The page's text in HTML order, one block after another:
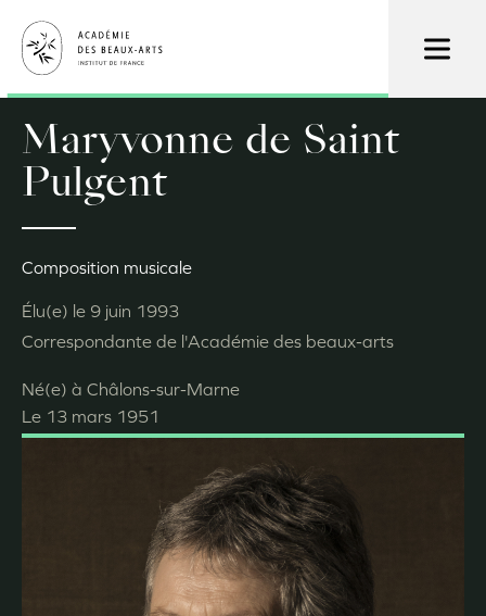
contenu
principal
Maryvonne de Saint
Pulgent
Composition musicale
Élu(e) le 9 juin 1993
Correspondante de l'Académie des beaux-arts
Né(e) à Châlons-sur-Marne
Le 13 mars 1951